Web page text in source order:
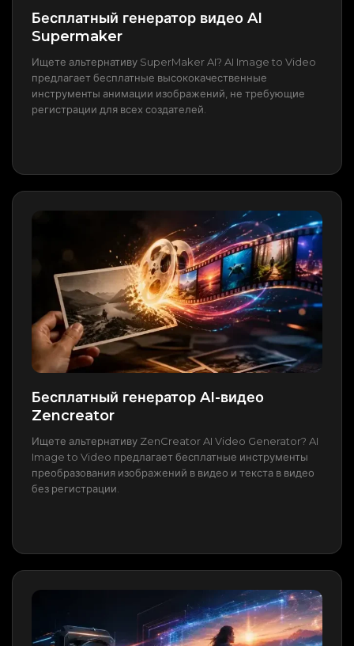
Бесплатный генератор видео AI
Supermaker
Ищете альтернативу SuperMaker AI? AI Image to Video
предлагает бесплатные высококачественные
инструменты анимации изображений, не требующие
регистрации для всех создателей.
Бесплатный генератор AI-видео
Zencreator
Ищете альтернативу ZenCreator AI Video Generator? AI
Image to Video предлагает бесплатные инструменты
преобразования изображений в видео и текста в видео
без регистрации.